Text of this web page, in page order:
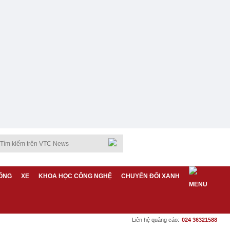
XE KHOA HỌC CÔNG NGHỆ CHUYỂN ĐỔI XANH
Liên hệ quảng cáo: 024 36321588